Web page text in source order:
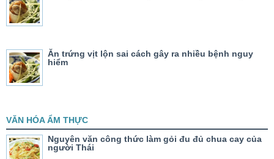
Ăn trứng vịt lộn sai cách gây ra nhiều bệnh nguy
hiểm
VĂN HÓA ẨM THỰC
Nguyên văn công thức làm gỏi đu đủ chua cay của
người Thái